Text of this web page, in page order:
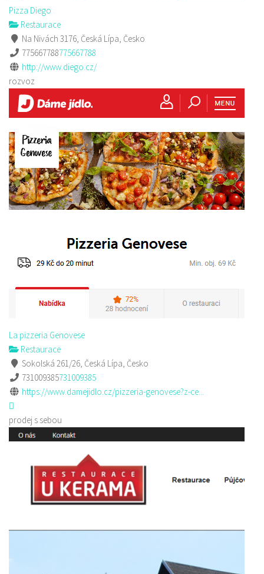
Pizza Diego
Restaurace
Na Nivách 3176, Česká Lípa, Česko
775667788775667788
http://www.diego.cz/
rozvoz
La pizzeria Genovese
Restaurace
Sokolská 261/26, Česká Lípa, Česko
731009385731009385
https://www.damejidlo.cz/pizzeria-genovese?z-ce...
prodej s sebou